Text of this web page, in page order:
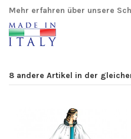
Mehr erfahren über unsere
8 andere Artikel in der